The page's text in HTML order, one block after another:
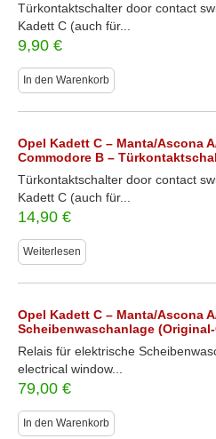
Türkontaktschalter door contact
Kadett C (auch für...
9,90 €
In den Warenkorb
Opel Kadett C – Manta/Ascona
Commodore B –
Türkontaktschalter door contact
Kadett C (auch für...
14,90 €
Weiterlesen
Opel Kadett C – Manta/Ascona
Scheibenwaschanlage
Relais für elektrische
electrical window...
79,00 €
In den Warenkorb